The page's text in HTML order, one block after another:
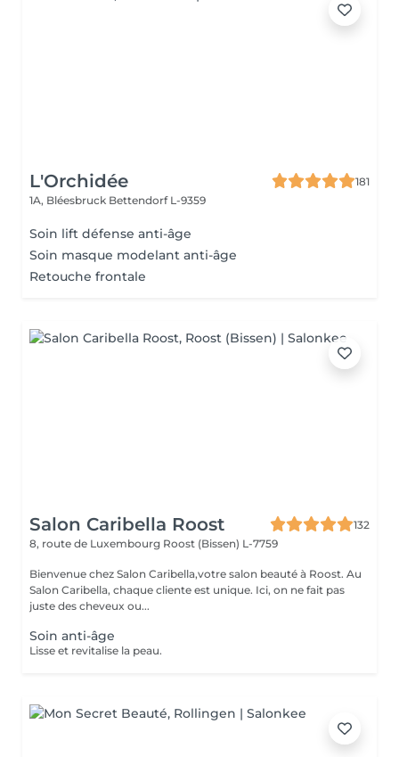
L'Orchidée
181
1A, Bléesbruck Bettendorf L-9359
Soin lift défense anti-âge
Soin masque modelant anti-âge
Retouche frontale
Salon Caribella Roost
132
8, route de Luxembourg Roost (Bissen) L-7759
Bienvenue chez Salon Caribella,votre salon beauté à Roost. Au
Salon Caribella, chaque cliente est unique. Ici, on ne fait pas
juste des cheveux ou...
Soin anti-âge
Lisse et revitalise la peau.